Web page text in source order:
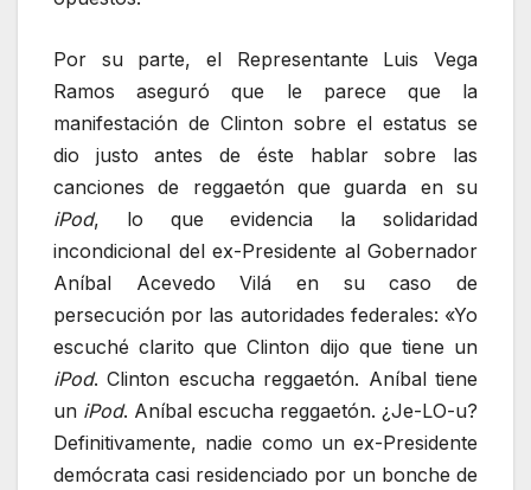
Por su parte, el Representante Luis Vega
Ramos aseguró que le parece que la
manifestación de Clinton sobre el estatus se
dio justo antes de éste hablar sobre las
canciones de reggaetón que guarda en su
iPod, lo que evidencia la solidaridad
incondicional del ex-Presidente al Gobernador
Aníbal Acevedo Vilá en su caso de
persecución por las autoridades federales: «Yo
escuché clarito que Clinton dijo que tiene un
iPod. Clinton escucha reggaetón. Aníbal tiene
un iPod. Aníbal escucha reggaetón. ¿Je-LO-u?
Definitivamente, nadie como un ex-Presidente
demócrata casi residenciado por un bonche de